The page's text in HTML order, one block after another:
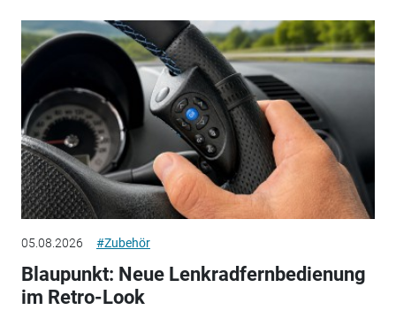
05.08.2026 #Zubehör
Blaupunkt: Neue Lenkradfernbedienung
im Retro-Look